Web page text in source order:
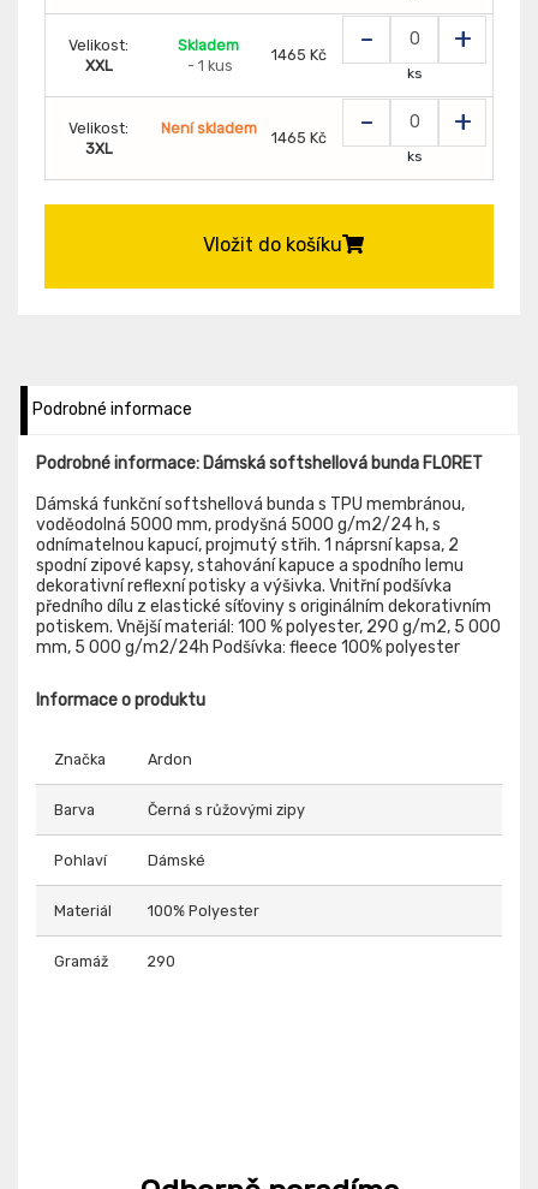
Velikost:
XXL
Skladem
- 1 kus
1465 Kč - +
ks
Velikost:
3XL
Není skladem
1465 Kč - +
ks
Vložit do košíku
Podrobné informace
Podrobné informace: Dámská softshellová bunda FLORET
Dámská funkční softshellová bunda s TPU membránou,
voděodolná 5000 mm, prodyšná 5000 g/m2/24 h, s
odnímatelnou kapucí, projmutý střih. 1 náprsní kapsa, 2
spodní zipové kapsy, stahování kapuce a spodního lemu
dekorativní reflexní potisky a výšivka. Vnitřní podšívka
předního dílu z elastické síťoviny s originálním dekorativním
potiskem. Vnější materiál: 100 % polyester, 290 g/m2, 5 000
mm, 5 000 g/m2/24h Podšívka: fleece 100% polyester
Informace o produktu
Značka Ardon
Barva Černá s růžovými zipy
Pohlaví Dámské
Materiál 100% Polyester
Gramáž 290